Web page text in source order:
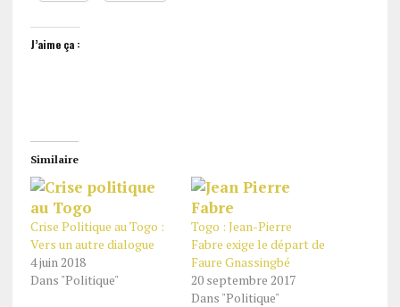
J’aime ça :
Similaire
Crise Politique au Togo :
Vers un autre dialogue
4 juin 2018
Dans "Politique"
Togo : Jean-Pierre
Fabre exige le départ de
Faure Gnassingbé
20 septembre 2017
Dans "Politique"